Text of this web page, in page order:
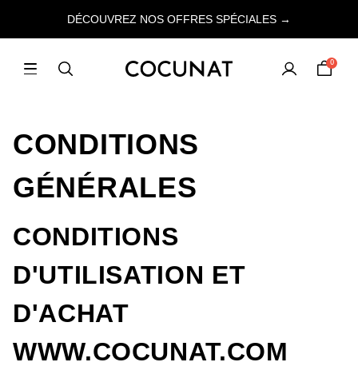
DÉCOUVREZ NOS OFFRES SPÉCIALES →
0
CONDITIONS
GÉNÉRALES
CONDITIONS
D'UTILISATION ET
D'ACHAT
WWW.COCUNAT.COM